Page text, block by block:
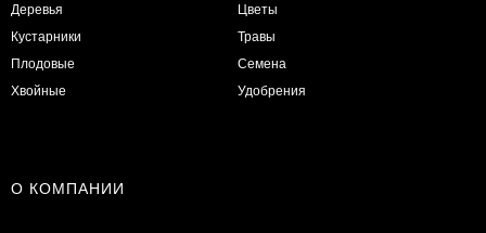
Деревья
Кустарники
Плодовые
Хвойные
Цветы
Травы
Семена
Удобрения
О КОМПАНИИ